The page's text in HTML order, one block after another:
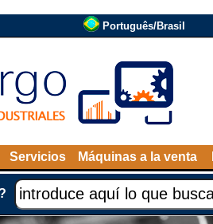
Português/Brasil
Servicios Máquinas a la venta